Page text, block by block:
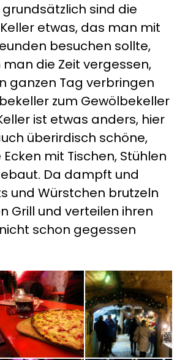
sind die
etwas, das man mit
besuchen sollte,
die Zeit vergessen,
ganzen Tag verbringen
zum Gewölbekeller
ist etwas anders, hier
überirdisch schöne,
mit Tischen, Stühlen
Da dampft und
und Würstchen brutzeln
Grill und verteilen ihren
schon gegessen